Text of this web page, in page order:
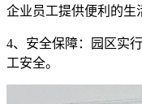
企业员工提供便利的生
4、安全保障：园区实
工安全。